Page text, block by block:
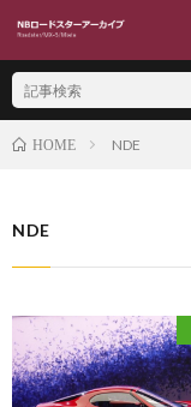
HOME NDE
NDE